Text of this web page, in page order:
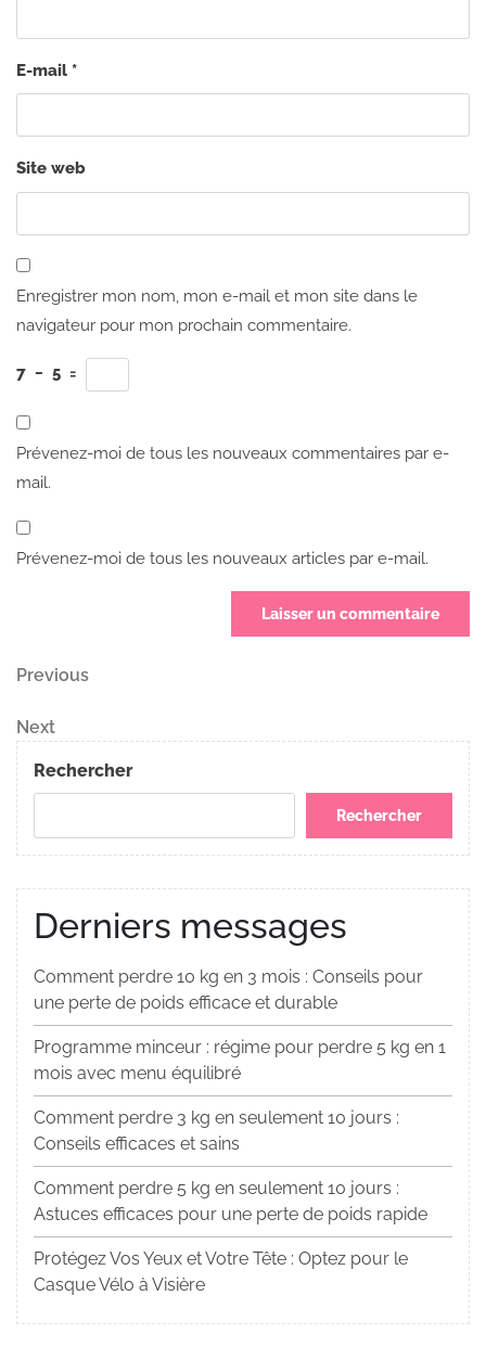
E-mail *
Site web
Enregistrer mon nom, mon e-mail et mon site dans le
navigateur pour mon prochain commentaire.
7 − 5 =
Prévenez-moi de tous les nouveaux commentaires par e-
mail.
Prévenez-moi de tous les nouveaux articles par e-mail.
Navigation
de
l’article
Previous
Previous
Next
Post
Next
Rechercher
Rechercher
Derniers messages
Comment perdre 10 kg en 3 mois : Conseils pour
une perte de poids efficace et durable
Programme minceur : régime pour perdre 5 kg en 1
mois avec menu équilibré
Comment perdre 3 kg en seulement 10 jours :
Conseils efficaces et sains
Comment perdre 5 kg en seulement 10 jours :
Astuces efficaces pour une perte de poids rapide
Protégez Vos Yeux et Votre Tête : Optez pour le
Casque Vélo à Visière